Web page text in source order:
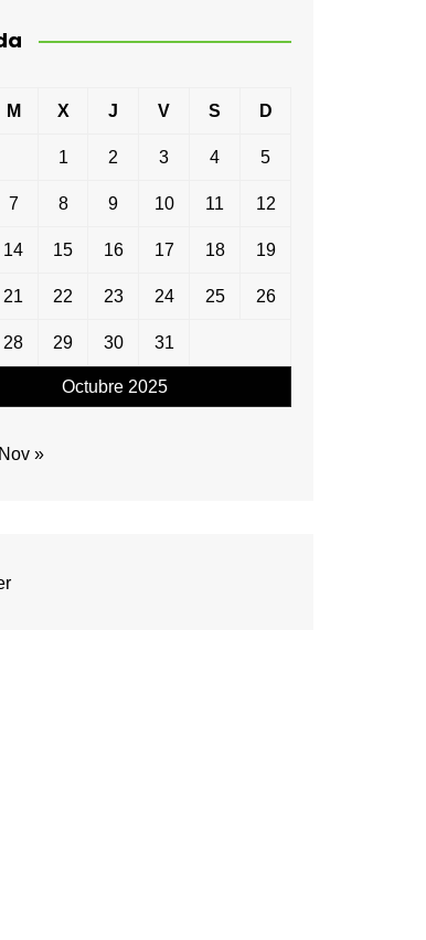
Octubre 2025
M X J V S D
1 2 3 4 5
7 8 9 10 11 12
14 15 16 17 18 19
21 22 23 24 25 26
28 29 30 31
Nov »